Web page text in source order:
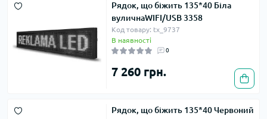
Рядок, що біжить 135*40 Біла
вуличнаWIFI/USB 3358
Код товару: tx_9737
В наявності
0
7 260 грн.
Рядок, що біжить 135*40 Червоний